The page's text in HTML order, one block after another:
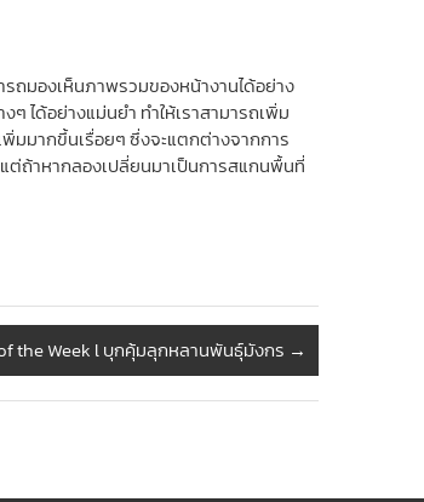
รถมองเห็นภาพรวมของหน้างานได้อย่าง
ได้อย่างแม่นยำ ทำให้เราสามารถเพิ่ม
มมากขึ้นเรื่อยๆ ซึ่งจะแตกต่างจากการ
ถ้าหากลองเปลี่ยนมาเป็นการสแกนพื้นที่
the Week l บุกคุ้มลุกหลานพันธุ์มังกร →